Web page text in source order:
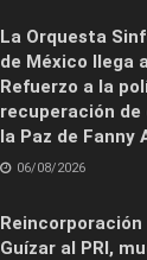
La Orquesta
de México llega
Refuerzo a la
recuperación de
la Paz de Fanny
06/08/2026
Guízar al PRI,